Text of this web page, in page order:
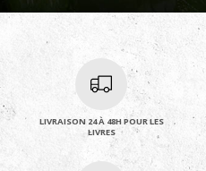
LIVRAISON 24 À 48H POUR LES
LIVRES